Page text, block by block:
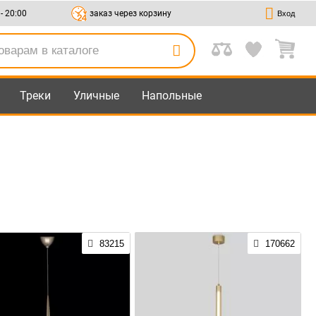
20:00 заказ через корзину Вход
Треки Уличные Напольные
83215 170662